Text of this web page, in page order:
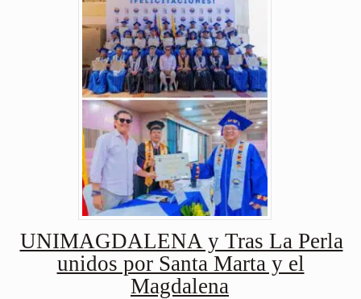
UNIMAGDALENA y Tras La Perla
unidos por Santa Marta y el
Magdalena